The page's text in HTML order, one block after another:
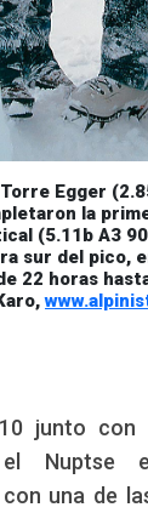
Egger
la
(5.11b A3
sur del pico,
22 horas
junto con
Nuptse
una de